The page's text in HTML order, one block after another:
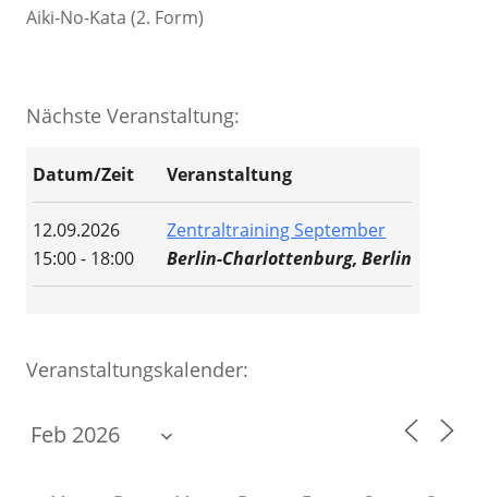
Aiki-No-Kata (2. Form)
Nächste Veranstaltung:
Datum/Zeit Veranstaltung
12.09.2026
15:00 - 18:00
Zentraltraining September
Berlin-Charlottenburg, Berlin
Veranstaltungskalender: